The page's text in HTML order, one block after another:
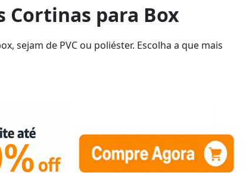
Cortinas para Box
sejam de PVC ou poliéster. Escolha a que mais